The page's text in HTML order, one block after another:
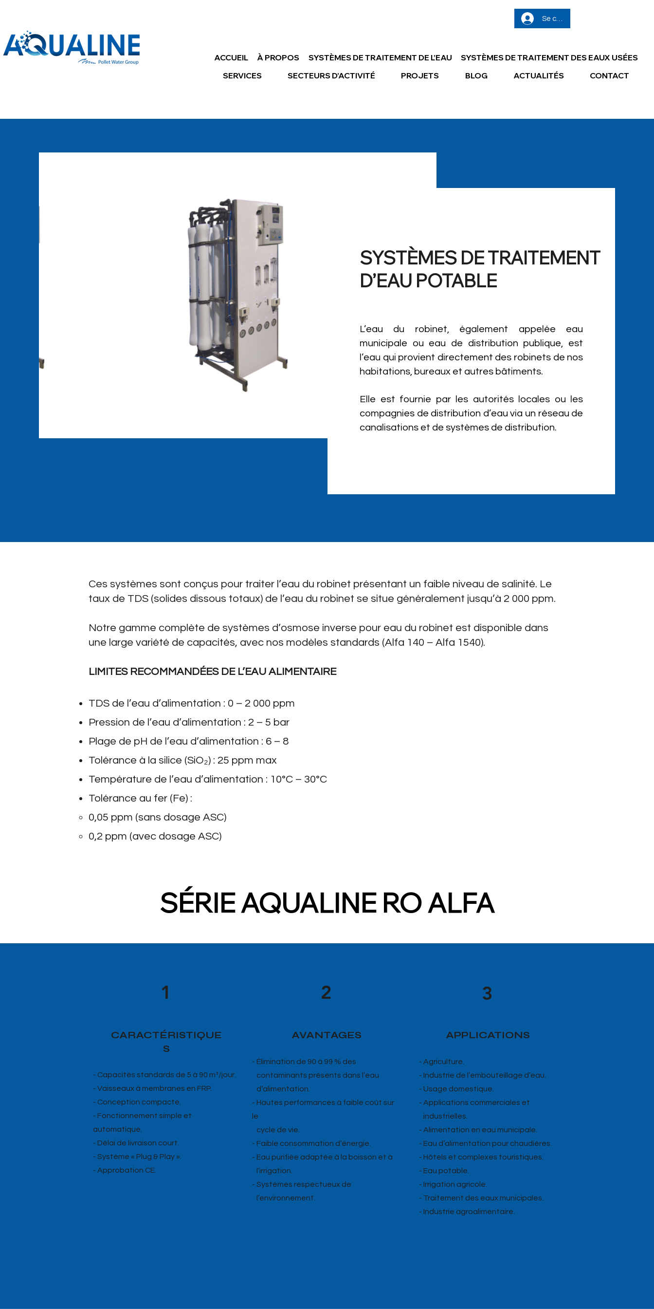
Se connecter
ACCUEIL À PROPOS SYSTÈMES DE TRAITEMENT DE L’EAU
SYSTÈMES DE TRAITEMENT DES EAUX USÉES
SERVICES
SECTEURS D’ACTIVITÉ PROJETS BLOG ACTUALITÉS CONTACT
SYSTÈMES DE TRAITEMENT
D’EAU POTABLE
L’eau du robinet, également appelée eau
municipale ou eau de distribution publique, est
l’eau qui provient directement des robinets de nos
habitations, bureaux et autres bâtiments.
Elle est fournie par les autorités locales ou les
compagnies de distribution d’eau via un réseau de
canalisations et de systèmes de distribution.
Ces systèmes sont conçus pour traiter l’eau du robinet présentant un faible niveau de salinité. Le
taux de TDS (solides dissous totaux) de l’eau du robinet se situe généralement jusqu’à 2 000 ppm.
Notre gamme complète de systèmes d’osmose inverse pour eau du robinet est disponible dans
une large variété de capacités, avec nos modèles standards (Alfa 140 – Alfa 1540).
LIMITES RECOMMANDÉES DE L’EAU ALIMENTAIRE
TDS de l’eau d’alimentation : 0 – 2 000 ppm
Pression de l’eau d’alimentation : 2 – 5 bar
Plage de pH de l’eau d’alimentation : 6 – 8
Tolérance à la silice (SiO₂) : 25 ppm max
Température de l’eau d’alimentation : 10°C – 30°C
Tolérance au fer (Fe) :
0,05 ppm (sans dosage ASC)
0,2 ppm (avec dosage ASC)
SÉRIE AQUALINE RO ALFA
1
CARACTÉRISTIQUE
S
- Capacités standards de 5 à 90 m³/jour.
- Vaisseaux à membranes en FRP.
- Conception compacte.
- Fonctionnement simple et
automatique.
- Délai de livraison court.
- Système « Plug & Play ».
- Approbation CE.
2
AVANTAGES
- Élimination de 90 à 99 % des
contaminants présents dans l’eau
d’alimentation.
- Hautes performances à faible coût sur
le
cycle de vie.
- Faible consommation d’énergie.
- Eau purifiée adaptée à la boisson et à
l’irrigation.
- Systèmes respectueux de
l’environnement.
3
APPLICATIONS
- Agriculture.
- Industrie de l’embouteillage d’eau.
- Usage domestique.
- Applications commerciales et
industrielles.
- Alimentation en eau municipale.
- Eau d’alimentation pour chaudières.
- Hôtels et complexes touristiques.
- Eau potable.
- Irrigation agricole.
- Traitement des eaux municipales.
- Industrie agroalimentaire.